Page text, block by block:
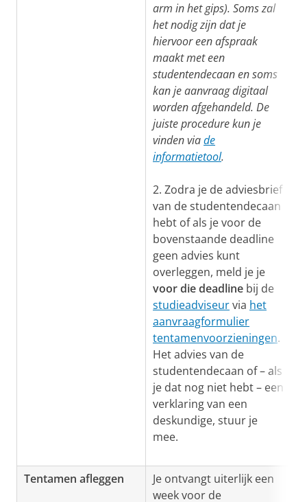
arm in het gips). Soms zal
het nodig zijn dat je
hiervoor een afspraak
maakt met een
studentendecaan en soms
kan je aanvraag digitaal
worden afgehandeld. De
juiste procedure kun je
vinden viade
informatietool.
2. Zodra je de adviesbrief
van de studentendecaan
hebt of als je voor de
bovenstaande deadline
geen advies kunt
overleggen, meld je je
voor die deadline bij de
studieadviseurvia het
aanvraagformulier
tentamenvoorzieningen.
Het advies van de
studentendecaan of – als
je dat nog niet hebt – een
verklaring van een
deskundige, stuur je
mee.
Tentamen afleggen
Je ontvangt uiterlijk een
week voor de